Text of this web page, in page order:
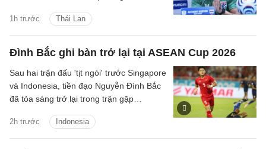
1h trước Thái Lan
Đình Bắc ghi bàn trở lại tại ASEAN Cup 2026
2h trước Indonesia
Sau hai trận đấu 'tịt ngòi' trước Singapore
và Indonesia, tiền đạo Nguyễn Đình Bắc
đã tỏa sáng trở lại trong trận gặp